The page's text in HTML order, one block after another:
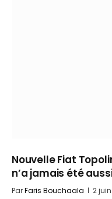
Nouvelle Fiat
n’a jamais été
ParFaris Bouchaala 2